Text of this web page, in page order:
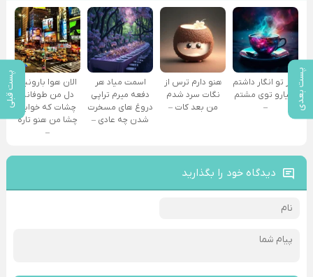
پست بعدی پست قبلی
کنار تو انگار داشتم
دنیارو توی مشتم
–
هنو دارم ترس از
نگات سرد شدم
من بعد کات –
اسمت میاد هر
دفعه میرم تراپی
دروغ‌ های مسخرت
شدن چه عادی –
الان هوا بارونیه
دل من طوفانه
چشات که خوابه
چشا من هنو تاره
–
دیدگاه خود را بگذارید